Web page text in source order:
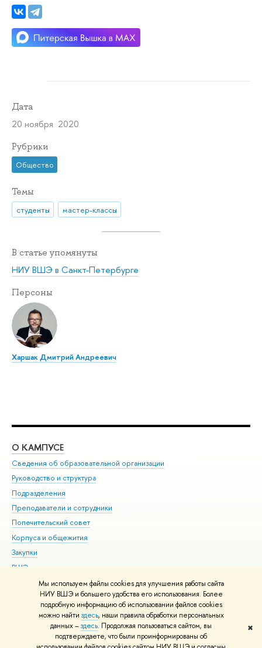
Мы используем файлы cookies для улучшения работы сайта
НИУ ВШЭ и большего удобства его использования. Более
подробную информацию об использовании файлов cookies
можно найти здесь, наши правила обработки персональных
данных –здесь. Продолжая пользоваться сайтом, вы
подтверждаете, что были проинформированы об
✖
Дата
20 ноября 2020
Рубрики
Общество
Темы
студенты мастер-классы
В статье упомянуты
НИУ ВШЭ в Санкт-Петербурге
Персоны
Харшак Дмитрий Андреевич
О КАМПУСЕ
Сведения об образовательной организации
Руководство и структура
Подразделения
Преподаватели и сотрудники
Попечительский совет
Корпуса и общежития
Закупки
ВШЭ для студентов с ограниченными возможностями
здоровья и инвалидностью
Версия для слабовидящих
Единая платежная страница